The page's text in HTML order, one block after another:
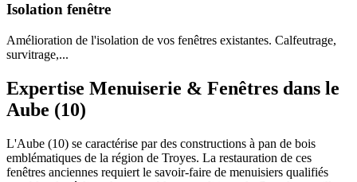
Isolation fenêtre
Amélioration de l'isolation de vos fenêtres existantes. Calfeutrage,
survitrage,...
Expertise Menuiserie & Fenêtres dans le
Aube (10)
L'Aube (10) se caractérise par des constructions à pan de bois
emblématiques de la région de Troyes. La restauration de ces
fenêtres anciennes requiert le savoir-faire de menuisiers qualifiés